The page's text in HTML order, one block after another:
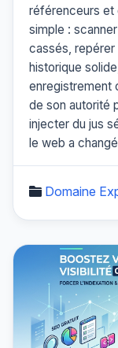
référenceurs et
simple :
cassés, repérer
historique
enregistrement
de son autorité
injecter du jus
le web a
Domaine